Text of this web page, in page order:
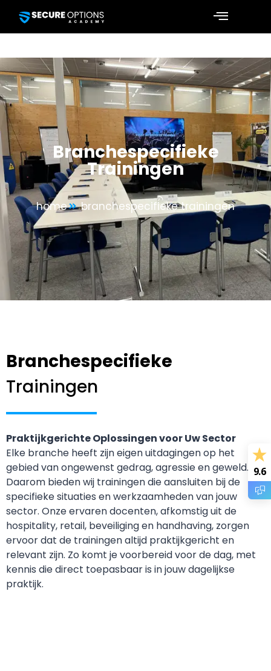
9.6
Branchespecifieke
Trainingen
home branchespecifieke trainingen
Branchespecifieke
Trainingen
Praktijkgerichte Oplossingen voor Uw Sector
Elke branche heeft zijn eigen uitdagingen op het
gebied van ongewenst gedrag, agressie en geweld.
Daarom bieden wij trainingen die aansluiten bij de
specifieke situaties en werkzaamheden van jouw
sector. Onze ervaren docenten, afkomstig uit de
hospitality, retail, beveiliging en handhaving, zorgen
ervoor dat de trainingen altijd praktijkgericht en
relevant zijn. Zo komt je voorbereid voor de dag, met
kennis die direct toepasbaar is in jouw dagelijkse
praktijk.